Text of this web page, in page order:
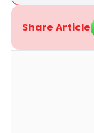
Share Article